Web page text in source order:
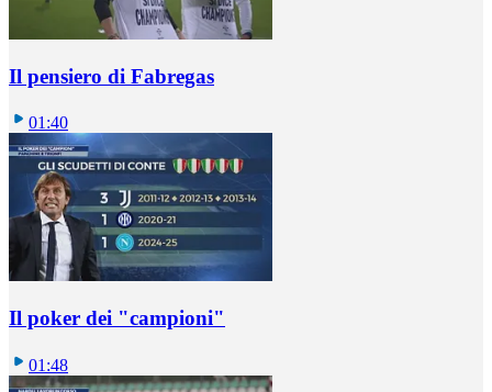
Il pensiero di Fabregas
01:40
Il poker dei "campioni"
01:48